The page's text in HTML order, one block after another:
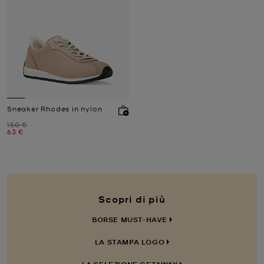
Sneaker Rhodes in nylon
Prezzo iniziale
150 €
Prezzo attuale
63 €
Scopri di più
BORSE MUST-HAVE
LA STAMPA LOGO